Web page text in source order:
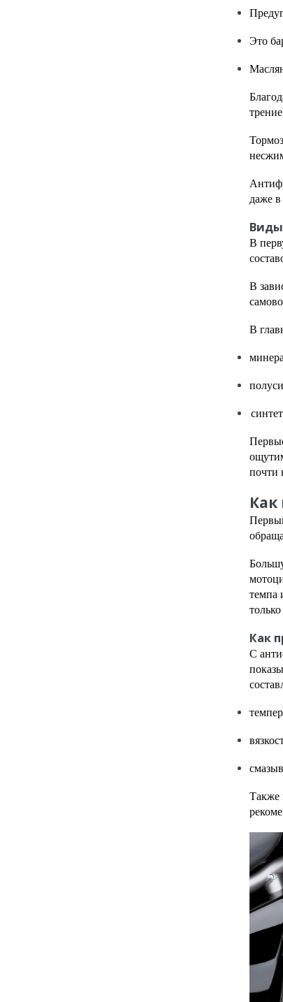
Это
даже
В
В
В
почти
темпа
Как
С
Также